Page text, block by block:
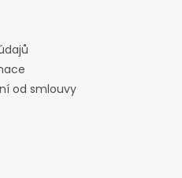
od smlouvy